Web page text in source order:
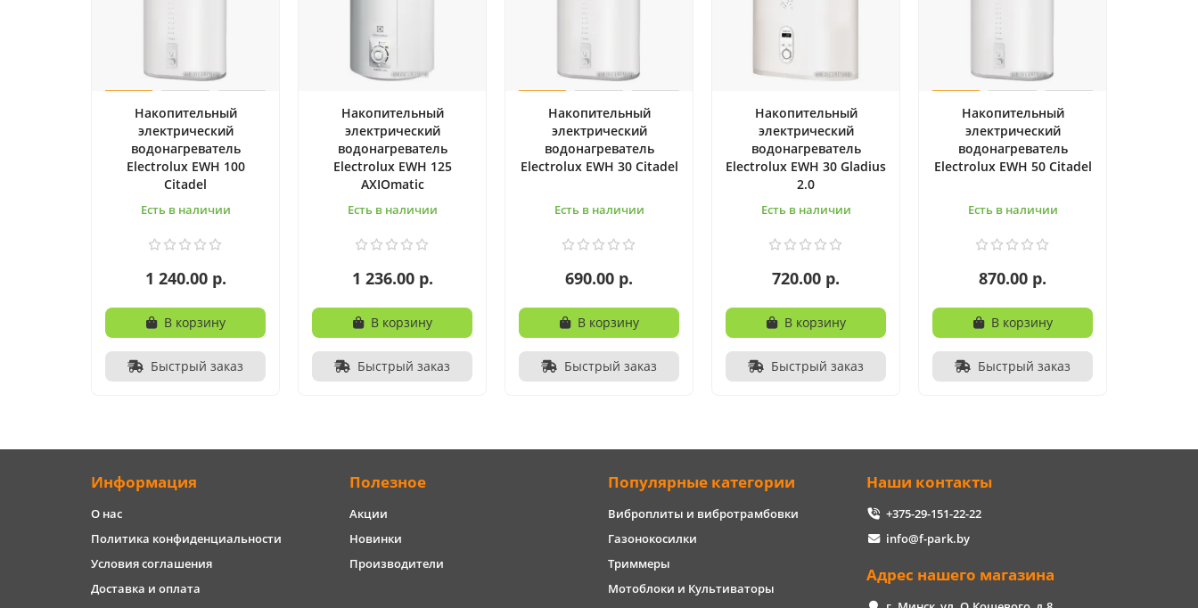
Накопительный
электрический
водонагреватель
Electrolux EWH 100
Citadel
Есть в наличии
1 240.00 р.
В корзину
Быстрый заказ
Накопительный
электрический
водонагреватель
Electrolux EWH 125
AXIOmatic
Есть в наличии
1 236.00 р.
В корзину
Быстрый заказ
Накопительный
электрический
водонагреватель
Electrolux EWH 30 Citadel
Есть в наличии
690.00 р.
В корзину
Быстрый заказ
Накопительный
электрический
водонагреватель
Electrolux EWH 30 Gladius
2.0
Есть в наличии
720.00 р.
В корзину
Быстрый заказ
Накопительный
электрический
водонагреватель
Electrolux EWH 50 Citadel
Есть в наличии
870.00 р.
В корзину
Быстрый заказ
Информация
О нас
Политика конфиденциальности
Условия соглашения
Доставка и оплата
Полезное
Акции
Новинки
Производители
Популярные категории
Виброплиты и вибротрамбовки
Газонокосилки
Триммеры
Мотоблоки и Культиваторы
Наши контакты
+375-29-151-22-22
info@f-park.by
Адрес нашего магазина